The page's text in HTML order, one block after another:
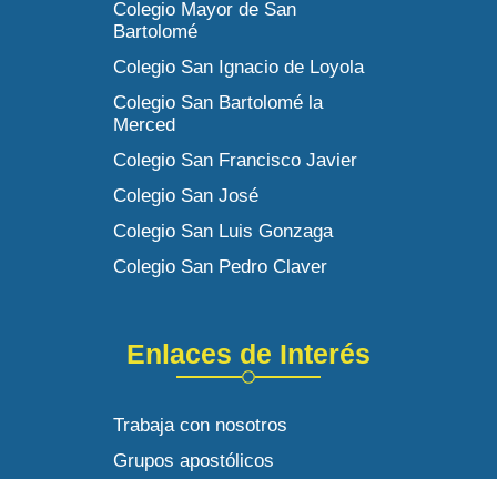
Colegio Mayor de San
Bartolomé
Colegio San Ignacio de Loyola
Colegio San Bartolomé la
Merced
Colegio San Francisco Javier
Colegio San José
Colegio San Luis Gonzaga
Colegio San Pedro Claver
Enlaces de Interés
Trabaja con nosotros
Grupos apostólicos